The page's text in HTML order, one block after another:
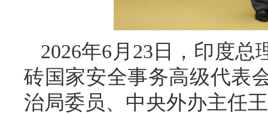
2026年6月23日，印度
砖国家安全事务高级代表
治局委员、中央外办主任